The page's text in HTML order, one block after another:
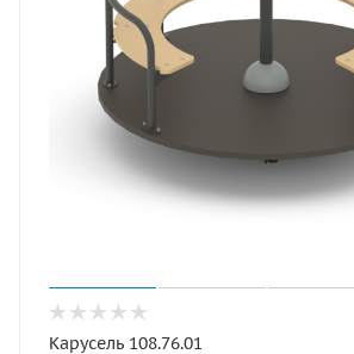
Карусель 108.76.01